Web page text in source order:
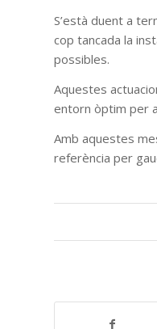
S’està duent a
cop tancada la
possibles.
Aquestes
entorn òptim per
Amb aquestes
referència per